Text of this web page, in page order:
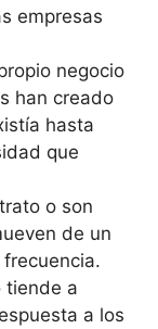
empresas
negocio
han creado
hasta
que
o son
de un
tiende a
a los